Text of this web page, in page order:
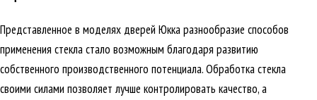
Представленное в моделях дверей Юкка разнообразие способов
применения стекла стало возможным благодаря развитию
собственного производственного потенциала. Обработка стекла
своими силами позволяет лучше контролировать качество, а